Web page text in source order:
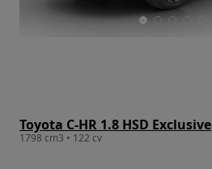
Toyota C-HR 1.8 HSD Exclusive
1798 cm3 • 122 cv